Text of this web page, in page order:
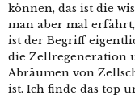
können, das ist die
man aber mal
ist der Begriff
die Zellregeneration
Abräumen von
ist. Ich finde das top